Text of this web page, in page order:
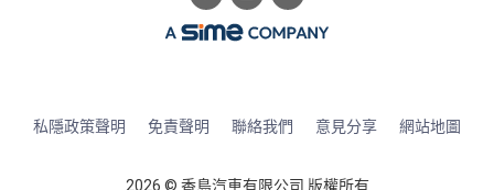
私隱政策聲明 免責聲明 聯絡我們 意見分享 網站地圖
2026 © 香島汽車有限公司 版權所有